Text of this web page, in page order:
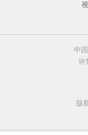
中
许
版